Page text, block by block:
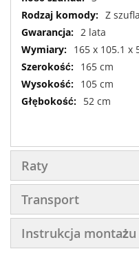
Z
2 lata
165 x 105.1 x
165 cm
105 cm
52 cm
Raty
Transport
Instrukcja montażu